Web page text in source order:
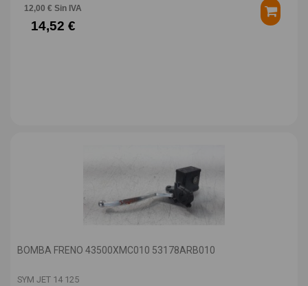
12,00 € Sin IVA
14,52 €
BOMBA FRENO 43500XMC010 53178ARB010
SYM JET 14 125